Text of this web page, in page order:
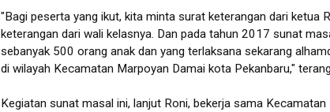
"Bagi peserta yang ikut, kita minta surat keterangan dari ketua
keterangan dari wali kelasnya. Dan pada tahun 2017 sunat
sebanyak 500 orang anak dan yang terlaksana sekarang
di wilayah Kecamatan Marpoyan Damai kota
Kegiatan sunat masal ini, lanjut Roni, bekerja sama